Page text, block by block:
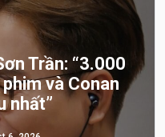
Trần: “3.000
và Conan
nhất”